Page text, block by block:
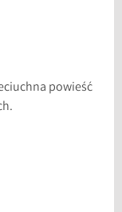
powieść